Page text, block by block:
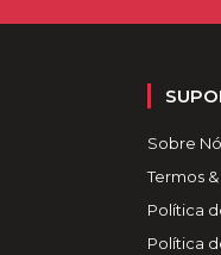
Sobre
Termos
Política
Política